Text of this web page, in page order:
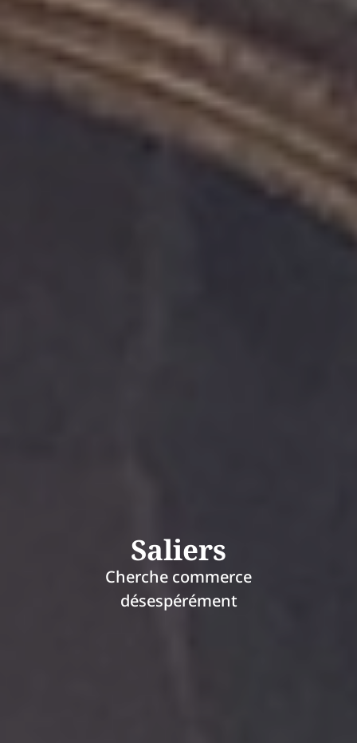
Saliers
Cherche commerce
désespérément